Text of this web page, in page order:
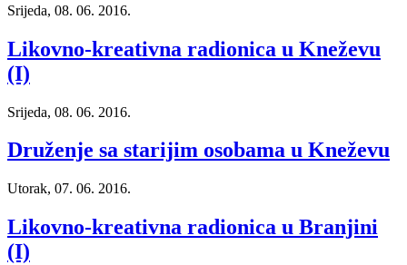
Srijeda, 08. 06. 2016.
Likovno-kreativna radionica u Kneževu
(I)
Srijeda, 08. 06. 2016.
Druženje sa starijim osobama u Kneževu
Utorak, 07. 06. 2016.
Likovno-kreativna radionica u Branjini
(I)